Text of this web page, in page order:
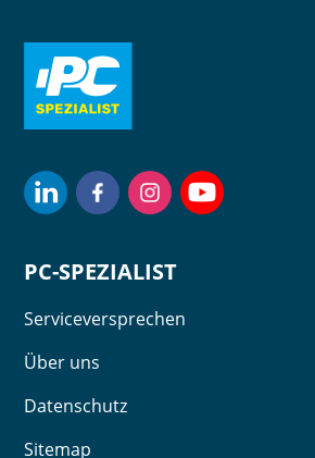
PC-SPEZIALIST
Serviceversprechen
Über uns
Datenschutz
Sitemap